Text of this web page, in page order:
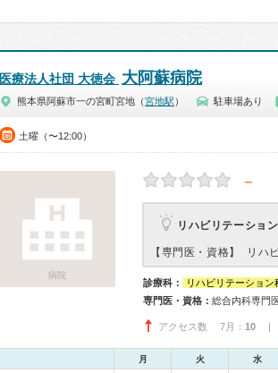
医療法人社団 大徳会 大阿蘇病院
熊本県阿蘇市一の宮町宮地（宮地駅 ） 駐車場あり
土曜（〜12:00）
病院
－
リハビリテーショ
【専門医・資格】 リハ
診療科： リハビリテーション
専門医・資格：
アクセス数 7月： 10 | 6
月 火 水